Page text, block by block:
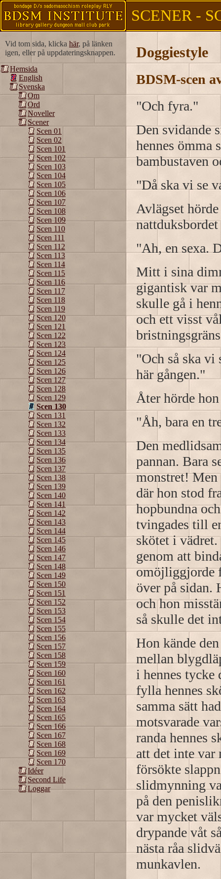
SCENER -
Vid tom sida, klicka här, på länken
igen, eller på uppdateringsknappen.
Hemsida
English
Svenska
Om
Ord
Noveller
Scener
Scen 01
Scen 02
Scen 101
Scen 102
Scen 103
Scen 104
Scen 105
Scen 106
Scen 107
Scen 108
Scen 109
Scen 110
Scen 111
Scen 112
Scen 113
Scen 114
Scen 115
Scen 116
Scen 117
Scen 118
Scen 119
Scen 120
Scen 121
Scen 122
Scen 123
Scen 124
Scen 125
Scen 126
Scen 127
Scen 128
Scen 129
Scen 130
Scen 131
Scen 132
Scen 133
Scen 134
Scen 135
Scen 136
Scen 137
Scen 138
Scen 139
Scen 140
Scen 141
Scen 142
Scen 143
Scen 144
Scen 145
Scen 146
Scen 147
Scen 148
Scen 149
Scen 150
Scen 151
Scen 152
Scen 153
Scen 154
Scen 155
Scen 156
Scen 157
Scen 158
Scen 159
Scen 160
Scen 161
Scen 162
Scen 163
Scen 164
Scen 165
Scen 166
Scen 167
Scen 168
Scen 169
Scen 170
Idéer
Second Life
Loggar
Doggiestyle
BDSM-scen
"Och fyra."
Den svidande
hennes ömma
bambustaven
"Då ska vi se
Avlägset
"Ah, en sexa.
Mitt i sina
gigantisk var
skulle gå i
och ett visst
"Och så ska vi
här gången."
Åter hörde
"Åh, bara en
Den
pannan. Bara
monstret! Men
där hon stod
hopbundna
tvingades till
skötet i vädret.
genom att
omöjliggjorde
över på sidan.
och hon
så skulle det
Hon kände
mellan
i hennes tycke
fylla hennes
samma sätt
motsvarade
randa hennes
att det inte var
försökte
slidmynning
på den
var mycket
drypande våt
nästa råa
munkavlen.